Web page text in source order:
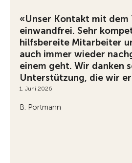
«Unser Kontakt mit dem
einwandfrei. Sehr
hilfsbereite Mitarbeiter
auch immer wieder
einem geht. Wir danken
Unterstützung, die wir
1. Juni 2026
B. Portmann